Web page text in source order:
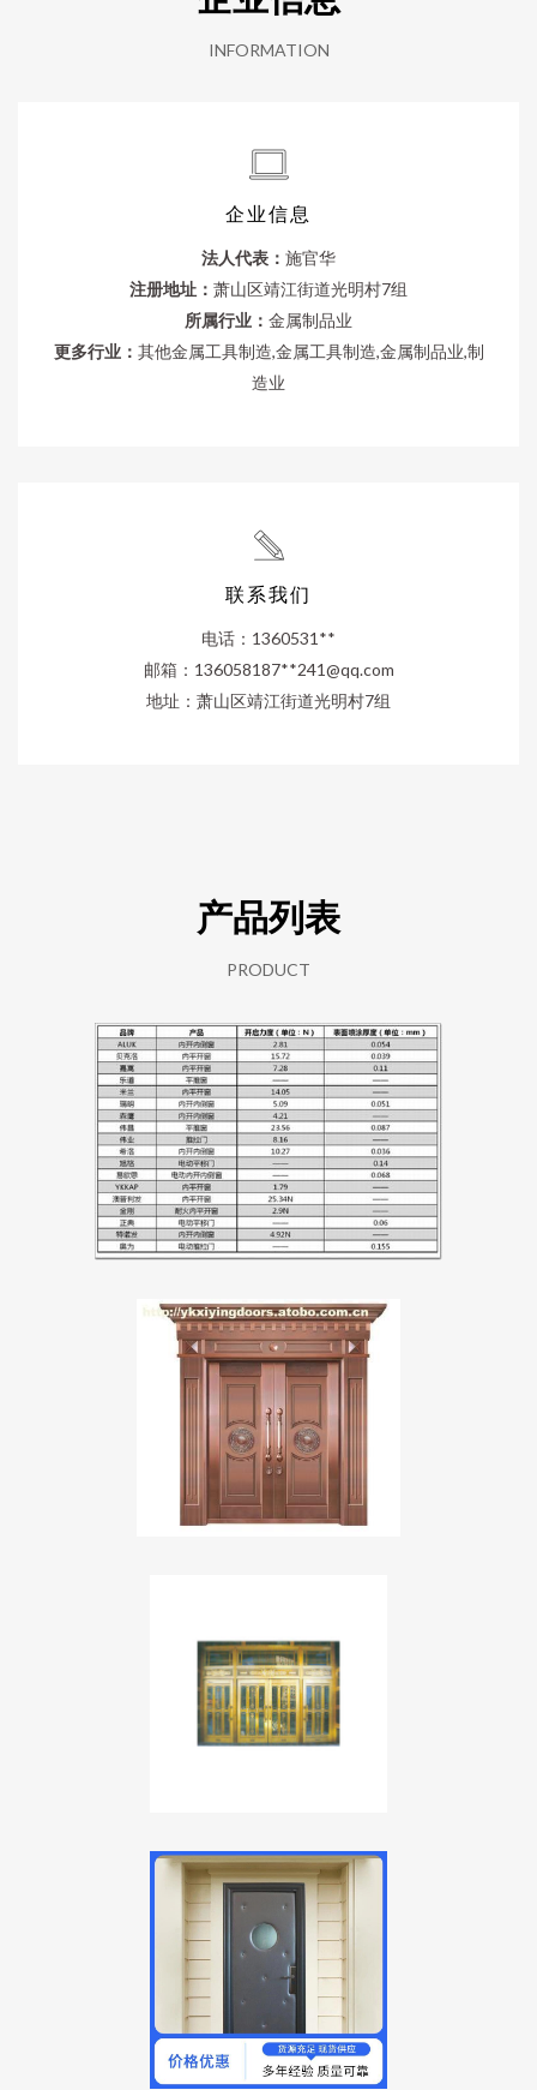
INFORMATION
企业信息
法人代表： 施官华
注册地址： 萧山区靖江街道光明村7组
所属行业： 金属制品业
更多行业： 其他金属工具制造,金属工具制造,金属制品业,制
造业
联系我们
电话：1360531**
邮箱：136058187**241@qq.com
地址：萧山区靖江街道光明村7组
产品列表
PRODUCT